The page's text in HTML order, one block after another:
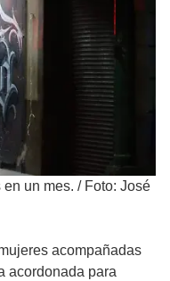
un mes. / Foto: José
acompañadas
acordonada para